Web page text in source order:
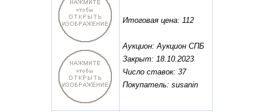
Итоговая цена: 112
Аукцион: Аукцион СПБ
Закрыт: 18.10.2023
Число ставок: 37
Покупатель: susanin